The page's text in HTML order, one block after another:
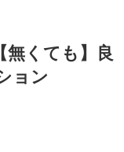
無くても】良
ョン